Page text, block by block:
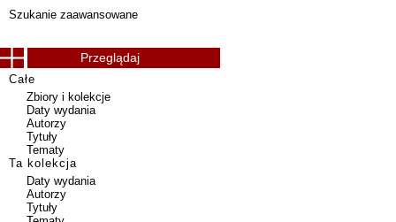
Szukanie zaawansowane
Przeglądaj
Całe
Zbiory i kolekcje
Daty wydania
Autorzy
Tytuły
Tematy
Ta kolekcja
Daty wydania
Autorzy
Tytuły